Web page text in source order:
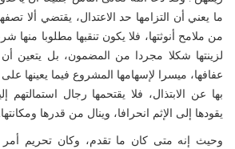
ما يعني أن التزامها حد الاعتدال، يقتضي ألا
من ملامح أنوثتها، فلا يكون تنقبها مطلوبا منها
لزينتها شكلا مجردا من المضمون، بل يتعين
عفافها، ميسرا لإسهامها المشروع فيما يعينها على
بها عن الابتذال، فلا يقتحمها رجال استمالتهم
يقودها إلى الإثم انحرافا، وينال من قدرها ومكانتها.
وحيث إنه متى كان ما تقدم، وكان تحريم